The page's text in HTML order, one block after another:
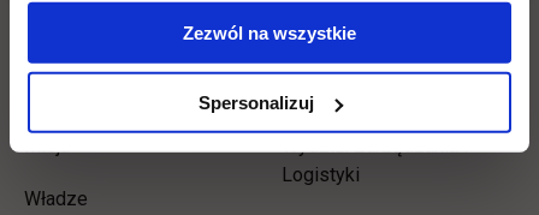
Zezwól na wszystkie
Spersonalizuj
Płońsk
Misja
Władze
Kontakt
Wydział Zarządzania i
Logistyki